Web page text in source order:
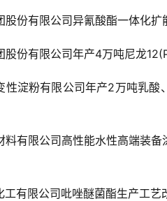
股份有限公司异氰酸酯一体化
股份有限公司年产4万吨尼龙
性淀粉有限公司年产2万吨乳
料有限公司高性能水性高端装
工有限公司吡唑醚菌酯生产工